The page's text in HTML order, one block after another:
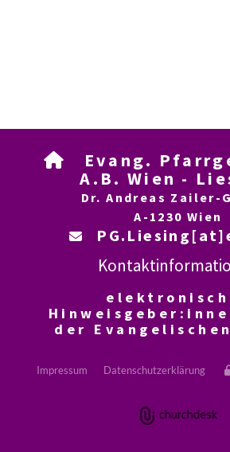

Evang.
A.B. Wien -
Dr. Andreas Zailer-
A-1230 Wien

der
Impressum Datenschutzerklärung